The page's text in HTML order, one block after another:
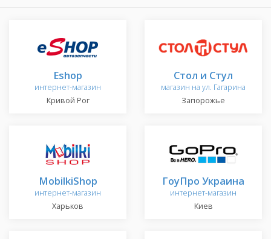
Eshop
интернет-магазин
Кривой Рог
Стол и Стул
магазин на ул. Гагарина
Запорожье
MobilkiShop
интернет-магазин
Харьков
ГоуПро Украина
интернет-магазин
Киев